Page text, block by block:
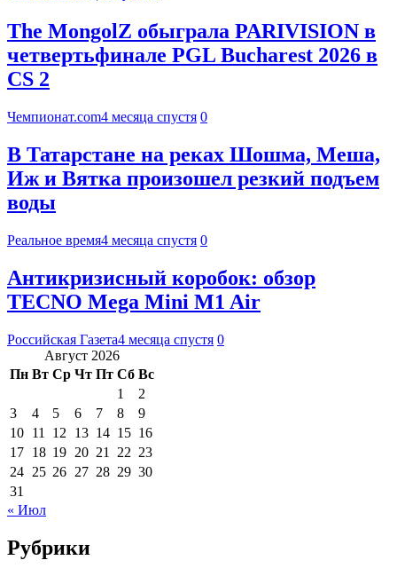
The MongolZ обыграла PARIVISION в
четвертьфинале PGL Bucharest 2026 в
CS 2
Чемпионат.com4 месяца спустя 0
В Татарстане на реках Шошма, Меша,
Иж и Вятка произошел резкий подъем
воды
Реальное время4 месяца спустя 0
Антикризисный коробок: обзор
TECNO Mega Mini M1 Air
Российская Газета4 месяца спустя 0
Август 2026
Пн Вт Ср Чт Пт Сб Вс
1
2
3
4 5 6 7 8
9
10 11 12 13 14 15 16
17 18 19 20 21 22 23
24 25 26 27 28 29 30
31
« Июл
Рубрики